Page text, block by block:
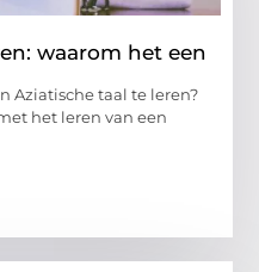
waarom het een
Aziatische taal te leren?
het leren van een